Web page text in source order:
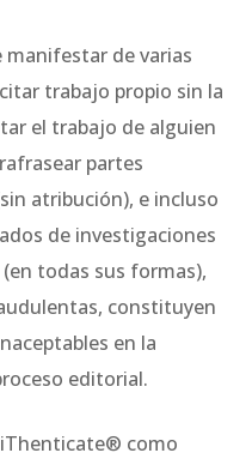
manifestar de varias
trabajo propio sin la
el trabajo de alguien
partes
atribución), e incluso
de investigaciones
todas sus formas),
constituyen
en la
editorial.
como